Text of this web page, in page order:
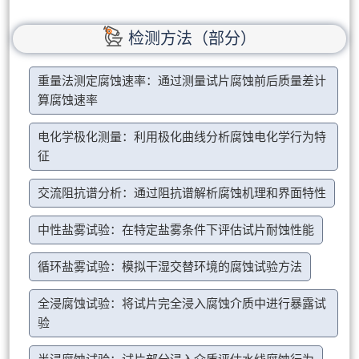
检测方法（部分）
重量法测定腐蚀速率：通过测量试片腐蚀前后质量差计
算腐蚀速率
电化学极化测量：利用极化曲线分析腐蚀电化学行为特
征
交流阻抗谱分析：通过阻抗谱解析腐蚀机理和界面特性
中性盐雾试验：在特定盐雾条件下评估试片耐蚀性能
循环盐雾试验：模拟干湿交替环境的腐蚀试验方法
全浸腐蚀试验：将试片完全浸入腐蚀介质中进行暴露试
验